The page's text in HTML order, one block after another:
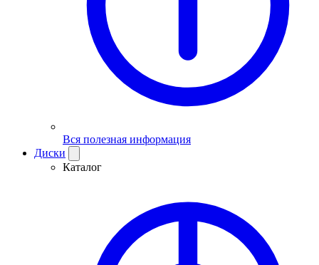
Вся полезная информация
Диски
Каталог